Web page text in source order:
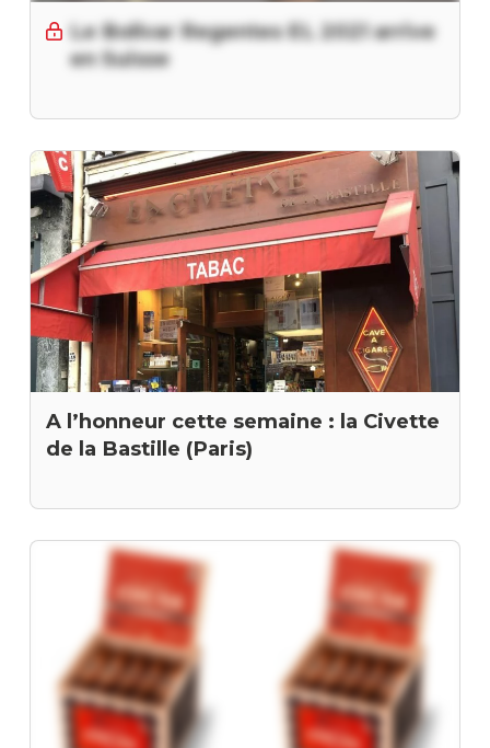
Le Bolívar Regentes EL 2021 arrive
en Suisse
A l’honneur cette semaine : la Civette
de la Bastille (Paris)